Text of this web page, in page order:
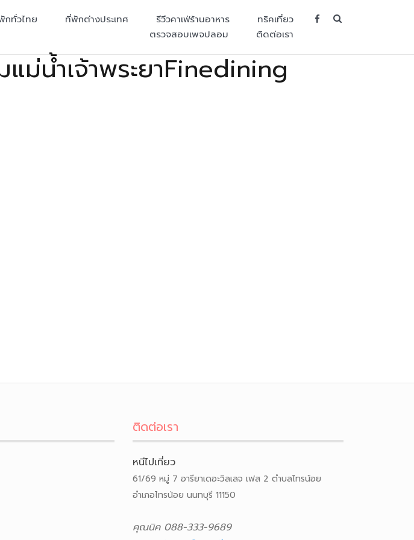
กทั่วไทย ที่พักต่างประเทศ รีวีวคาเฟ่ร้านอาหาร
ทริคเที่ยว
ตรวจสอบเพจปลอม
ติดต่อเรา
แม่น้ำเจ้าพระยาFinedining
ติดต่อเรา
หนีไปเที่ยว
61/69 หมู่ 7 อารียาเดอะวิลเลจ เฟส 2 ตำบลไทรน้อย
อำเภอไทรน้อย นนทบุรี 11150
คุณนิค 088-333-9689